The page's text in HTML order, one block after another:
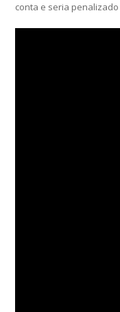
conta e seria